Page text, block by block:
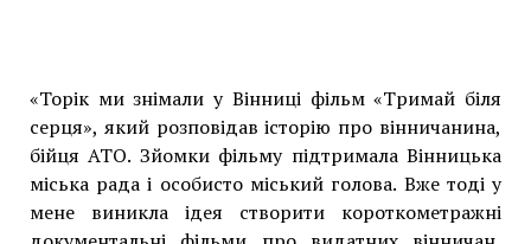
«Торік ми знімали у Вінниці фільм «Тримай біля
серця», який розповідав історію про вінничанина,
бійця АТО. Зйомки фільму підтримала Вінницька
міська рада і особисто міський голова. Вже тоді у
мене виникла ідея створити короткометражні